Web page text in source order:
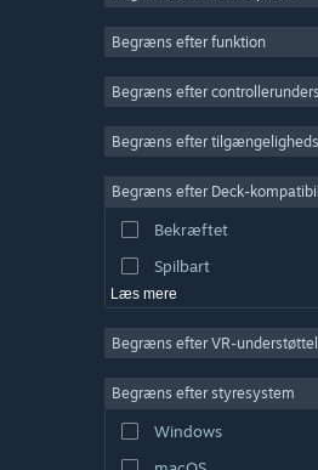
Simulation
Videoproduktion
Billedredigering
Begræns efter funktion
Begræns efter
Begræns efter
Begræns efter Deck-
Bekræftet
Spilbart
Læs mere
Begræns efter VR-
Begræns efter styresystem
Windows